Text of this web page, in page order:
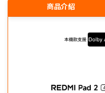
商品介紹